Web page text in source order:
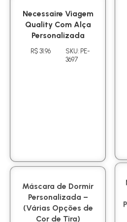
Necessaire Viagem
Quality Com Alça
Personalizada
R$ 31.96
SKU: PE-
3697
Máscara de Dormir
Personalizada –
(Várias Opções de